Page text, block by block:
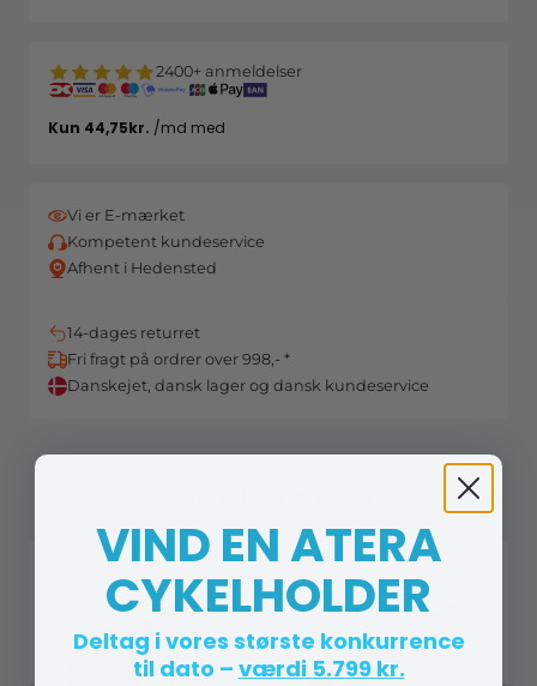
2400+ anmeldelser
Vi er E-mærket
Kompetent kundeservice
Afhent i Hedensted
14-dages returret
Fri fragt på ordrer over 998,- *
Danskejet, dansk lager og dansk kundeservice
VIND EN ATERA
CYKELHOLDER
Deltag i vores største konkurrence
til dato – værdi 5.799 kr.